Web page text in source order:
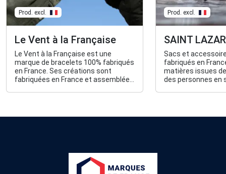
Prod. excl.
Le Vent à la Française
Le Vent à la Française est une
marque de bracelets 100% fabriqués
en France. Ses créations sont
fabriquées en France et assemblées
Prod. excl.
SAINT
Sacs et
fabriqués en
matières issues
des personnes en